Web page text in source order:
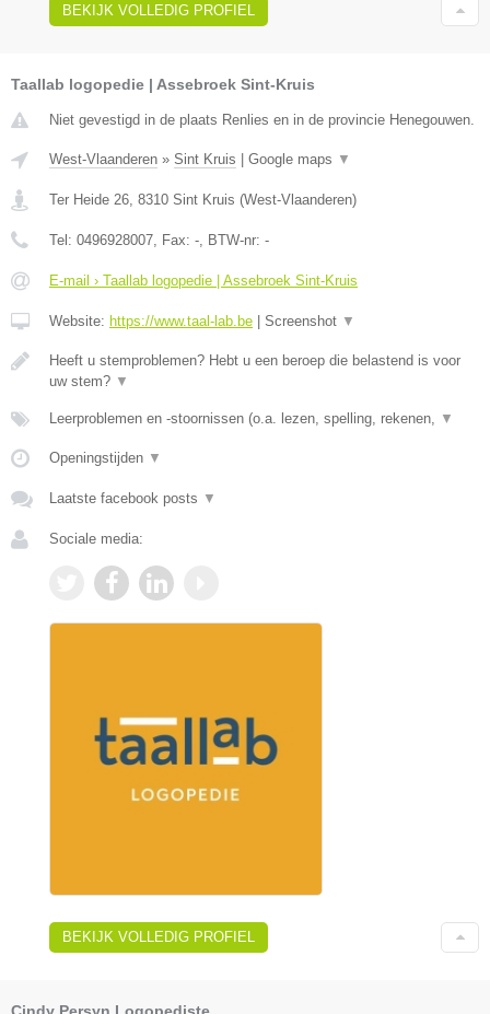
BEKIJK VOLLEDIG PROFIEL
Taallab logopedie | Assebroek Sint-Kruis
Niet gevestigd in de plaats Renlies en in de provincie Henegouwen.
West-Vlaanderen » Sint Kruis | Google maps ▼
Ter Heide 26 8310 Sint Kruis (West-Vlaanderen)
Tel: 0496928007 , Fax: - , BTW-nr: -
E-mail › Taallab logopedie | Assebroek Sint-Kruis
Website: https://www.taal-lab.be | Screenshot ▼
Heeft u stemproblemen? Hebt u een beroep die belastend is voor
uw stem? ▼
Leerproblemen en -stoornissen (o.a. lezen, spelling, rekenen, ▼
Openingstijden ▼
Laatste facebook posts ▼
Sociale media:
BEKIJK VOLLEDIG PROFIEL
Cindy Persyn Logopediste